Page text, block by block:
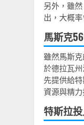
另外，雖
出，大概
馬斯克
雖然馬斯
於德拉瓦
先提供給
資源與精
特斯拉